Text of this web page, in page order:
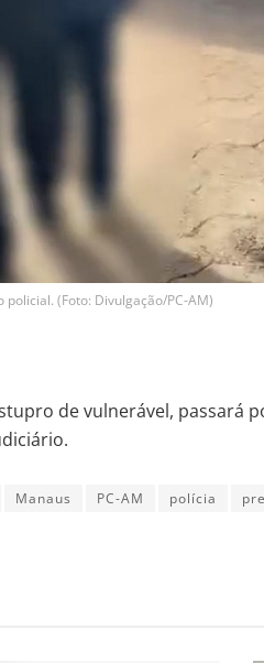
policial. (Foto: Divulgação/PC-AM)
de vulnerável, passará
Manaus PC-AM polícia